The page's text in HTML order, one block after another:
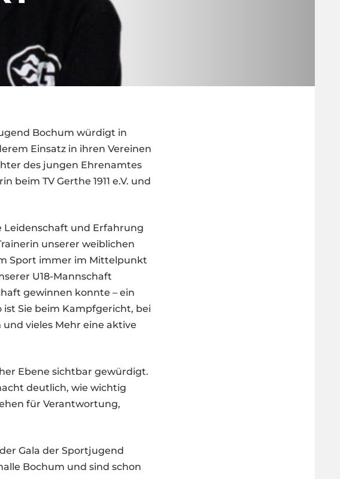
Bochum würdigt in
Einsatz in ihren Vereinen
des jungen Ehrenamtes
beim TV Gerthe 1911 e.V. und
Leidenschaft und Erfahrung
unserer weiblichen
Sport immer im Mittelpunkt
U18-Mannschaft
gewinnen konnte – ein
ist Sie beim Kampfgericht, bei
vieles Mehr eine aktive
Ebene sichtbar gewürdigt.
deutlich, wie wichtig
für Verantwortung,
Gala der Sportjugend
Bochum und sind schon